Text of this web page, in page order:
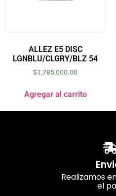
ALLEZ E5 DISC
LGNBLU/CLGRY/BLZ 54
$1,785,000.00
Agregar al carrito
Realizamos
el